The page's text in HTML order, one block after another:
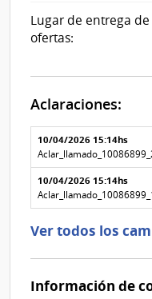
Lugar de entrega de
ofertas:
Aclaraciones:
Fecha y
texto de
la
aclaración
Archivo
de la
aclaración
10/04/2026 15:14hs
10/04/2026 15:14hs
Ver todos los
Información de